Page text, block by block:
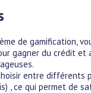
de gamification,
gagner du crédit et
entre différents
, ce qui permet de